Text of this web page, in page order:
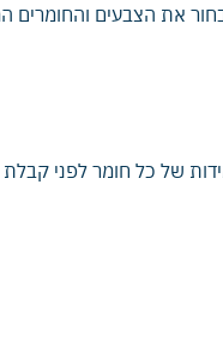
את הצבעים
של כל חומר לפני